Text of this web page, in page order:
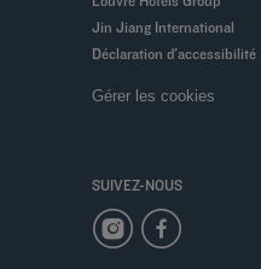
Jin Jiang International
Déclaration d'accessibilité
Gérer les cookies
SUIVEZ-NOUS